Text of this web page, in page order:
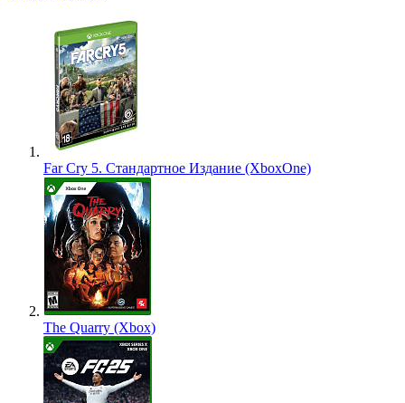
Far Cry 5. Стандартное Издание (XboxOne)
The Quarry (Xbox)